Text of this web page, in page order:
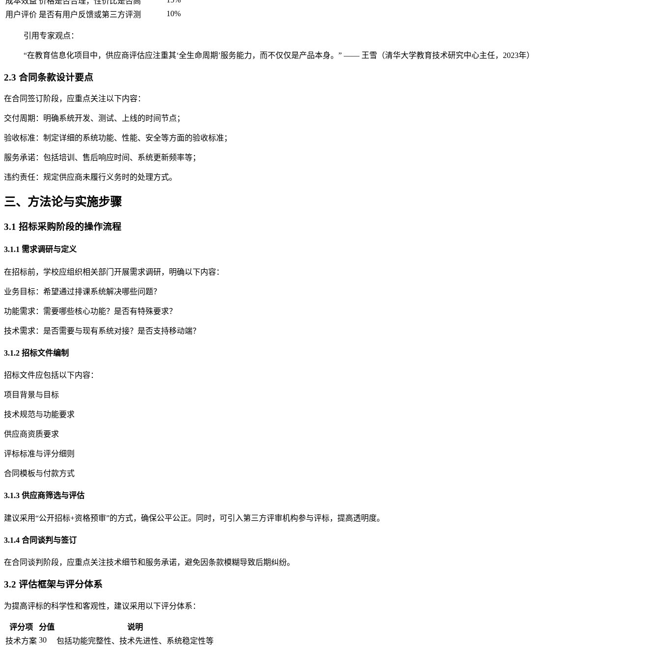
用户评价 是否有用户反馈或第三方评测 10%
引用专家观点：
“在教育信息化项目中，供应商评估应注重其‘全生命周期’服务能力，而不仅仅是产品本身。” —— 王雪（清华大学教育技术研究中心主任，2023年）
2.3 合同条款设计要点
在合同签订阶段，应重点关注以下内容：
交付周期：明确系统开发、测试、上线的时间节点；
验收标准：制定详细的系统功能、性能、安全等方面的验收标准；
服务承诺：包括培训、售后响应时间、系统更新频率等；
违约责任：规定供应商未履行义务时的处理方式。
三、方法论与实施步骤
3.1 招标采购阶段的操作流程
3.1.1 需求调研与定义
在招标前，学校应组织相关部门开展需求调研，明确以下内容：
业务目标：希望通过排课系统解决哪些问题？
功能需求：需要哪些核心功能？是否有特殊要求？
技术需求：是否需要与现有系统对接？是否支持移动端？
3.1.2 招标文件编制
招标文件应包括以下内容：
项目背景与目标
技术规范与功能要求
供应商资质要求
评标标准与评分细则
合同模板与付款方式
3.1.3 供应商筛选与评估
建议采用“公开招标+资格预审”的方式，确保公平公正。同时，可引入第三方评审机构参与评标，提高透明度。
3.1.4 合同谈判与签订
在合同谈判阶段，应重点关注技术细节和服务承诺，避免因条款模糊导致后期纠纷。
3.2 评估框架与评分体系
为提高评标的科学性和客观性，建议采用以下评分体系：
评分项 分值
说明
技术方案 30 包括功能完整性、技术先进性、系统稳定性等